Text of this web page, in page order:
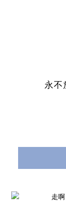
永